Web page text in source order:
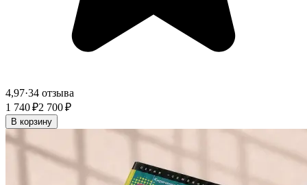
4,97·34 отзыва
1 740 ₽2 700 ₽
В корзину